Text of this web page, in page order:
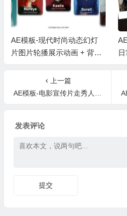
AE模板-现代时尚动态幻灯
片图片轮播展示动画 + 背景
上一篇
AE模板-电影宣传片走秀人物介绍片头
AE/
发表评论